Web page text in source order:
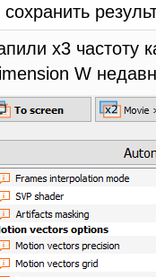
сохранить
х3 частоту
W